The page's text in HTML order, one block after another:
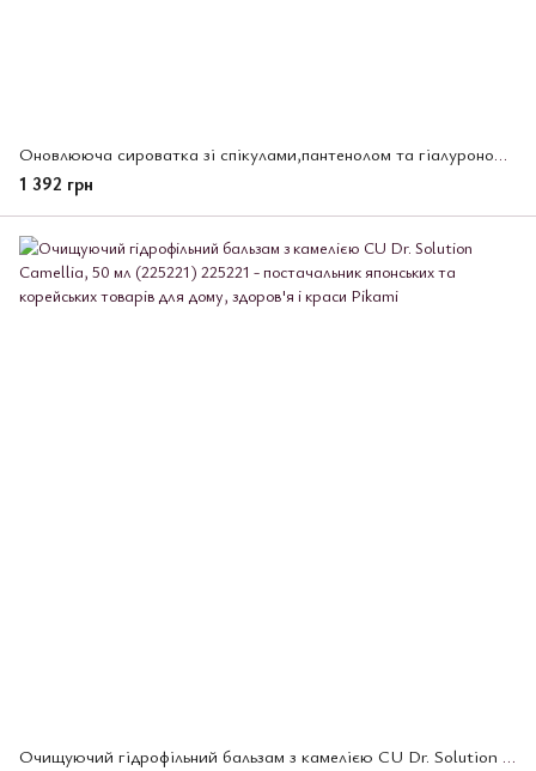
Оновлююча сироватка зі спікулами,пантенолом та гіалуроною кислотою CU SKIN,30 мл (225252)
1 392 грн
Очищуючий гідрофільний бальзам з камелією CU Dr. Solution Camellia, 50 мл (225221)